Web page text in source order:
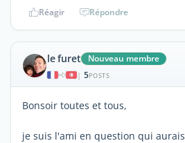
Réagir Répondre
le furet Nouveau membre
| 5POSTS
Bonsoir toutes et tous,
je suis l'ami en question qui